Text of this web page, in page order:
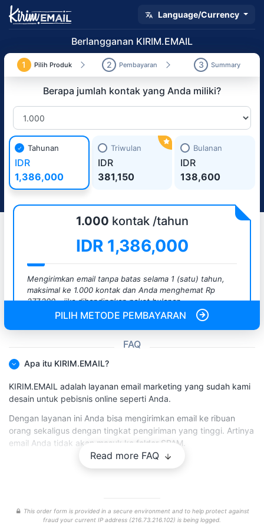
Language/Currency
Berlangganan KIRIM.EMAIL
1 Pilih Produk 2 Pembayaran 3 Summary
Berapa jumlah kontak yang Anda miliki?
Tahunan
IDR
1,386,000
Triwulan
IDR
381,150
Bulanan
IDR
138,600
1.000 kontak /tahun
IDR 1,386,000
Mengirimkan email tanpa batas selama 1 (satu) tahun,
maksimal ke 1.000 kontak dan Anda menghemat Rp
277.200,- jika dibandingkan paket bulanan.
PILIH METODE PEMBAYARAN
Read more FAQ
FAQ
Apa itu KIRIM.EMAIL?
KIRIM.EMAIL adalah layanan email marketing yang sudah kami
desain untuk pebisnis online seperti Anda.
Dengan layanan ini Anda bisa mengirimkan email ke ribuan
orang sekaligus dengan tingkat pengiriman yang tinggi. Artinya
email Anda tidak akan masuk ke folder SPAM.
Kini Anda bisa membangun hubungan yang lebih baik ke
Tidak hanya itu, KIRIM.EMAIL juga berisi forum dimana Anda
bisa melakukan tanya jawab dengan kami dan sesama email
This order form is provided in a secure environment and to help protect against
fraud your current IP address (216.73.216.102) is being logged.